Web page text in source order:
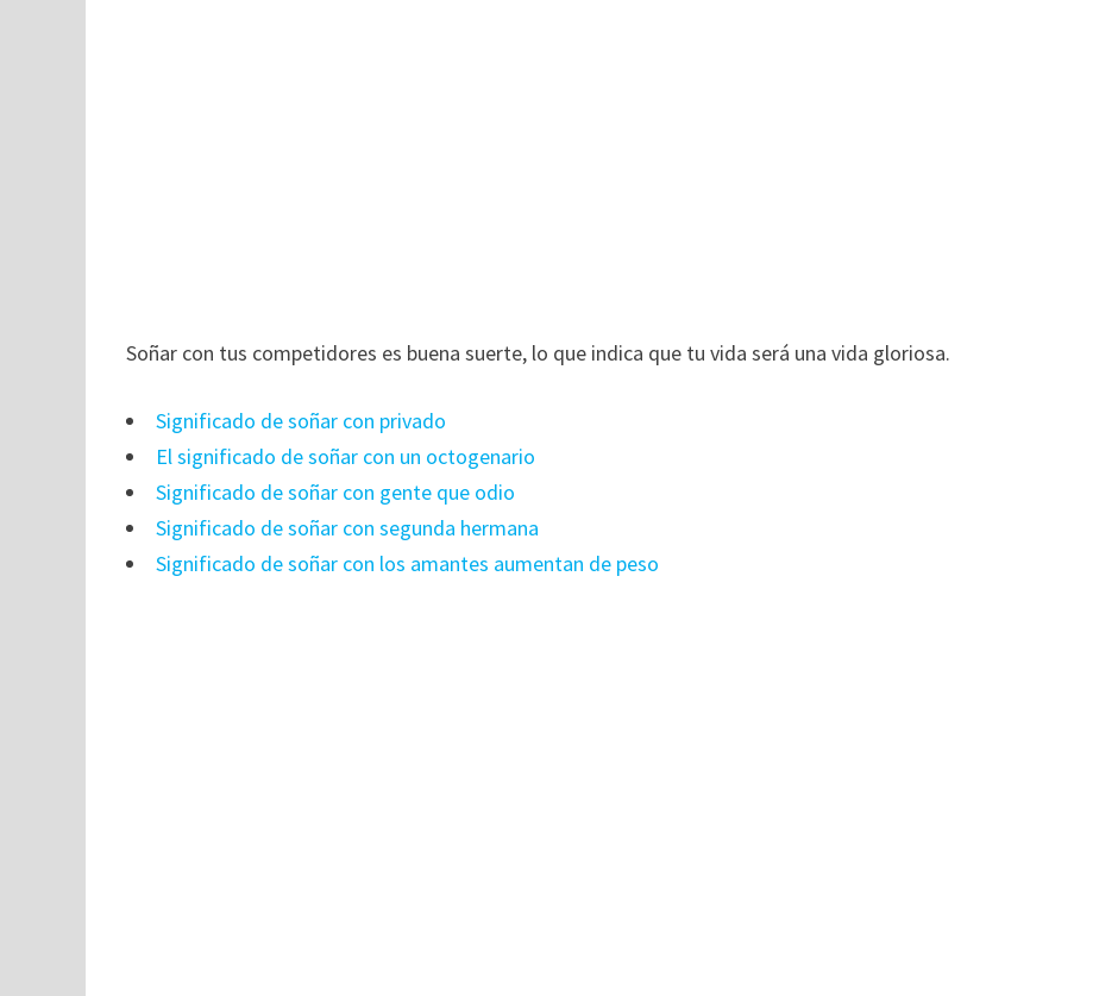
Soñar con tus competidores es buena suerte, lo que indica que tu vida será una vida gloriosa.
Significado de soñar con privado
El significado de soñar con un octogenario
Significado de soñar con gente que odio
Significado de soñar con segunda hermana
Significado de soñar con los amantes aumentan de peso